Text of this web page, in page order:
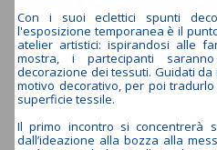
Con i suoi eclettici spunti
l'esposizione temporanea è il
atelier artistici: ispirandosi alle
mostra, i partecipanti
decorazione dei tessuti. Guidati
motivo decorativo, per poi
superficie tessile.
Il primo incontro si concentrerà
dall’ideazione alla bozza alla